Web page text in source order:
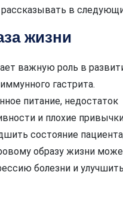
в
жизни
важную роль в
гастрита.
питание, недостаток
и плохие
состояние
образу жизни
болезни и